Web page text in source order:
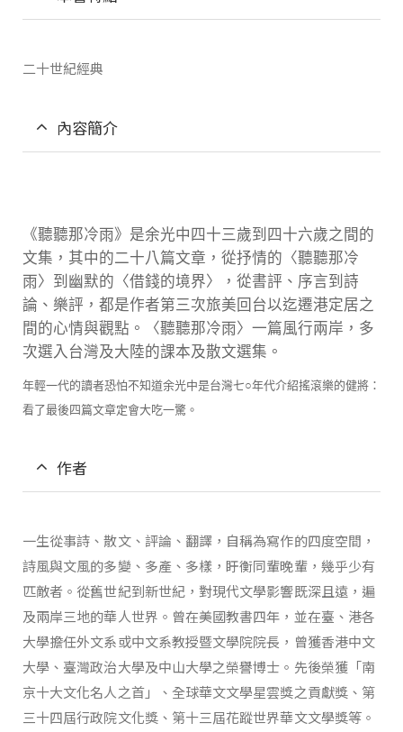
二十世紀經典
內容簡介
《聽聽那冷雨》是余光中四十三歲到四十六歲之間的
文集，其中的二十八篇文章，從抒情的〈聽聽那冷
雨〉到幽默的〈借錢的境界〉，從書評、序言到詩
論、樂評，都是作者第三次旅美回台以迄遷港定居之
間的心情與觀點。〈聽聽那冷雨〉一篇風行兩岸，多
次選入台灣及大陸的課本及散文選集。
年輕一代的讀者恐怕不知道余光中是台灣七○年代介紹搖滾樂的健將：
看了最後四篇文章定會大吃一驚。
作者
一生從事詩、散文、評論、翻譯，自稱為寫作的四度空間，
詩風與文風的多變、多產、多樣，盱衡同輩晚輩，幾乎少有
匹敵者。從舊世紀到新世紀，對現代文學影響既深且遠，遍
及兩岸三地的華人世界。曾在美國教書四年，並在臺、港各
大學擔任外文系或中文系教授暨文學院院長，曾獲香港中文
大學、臺灣政治大學及中山大學之榮譽博士。先後榮獲「南
京十大文化名人之首」、全球華文文學星雲獎之貢獻獎、第
三十四屆行政院文化獎、第十三屆花蹤世界華文文學獎等。